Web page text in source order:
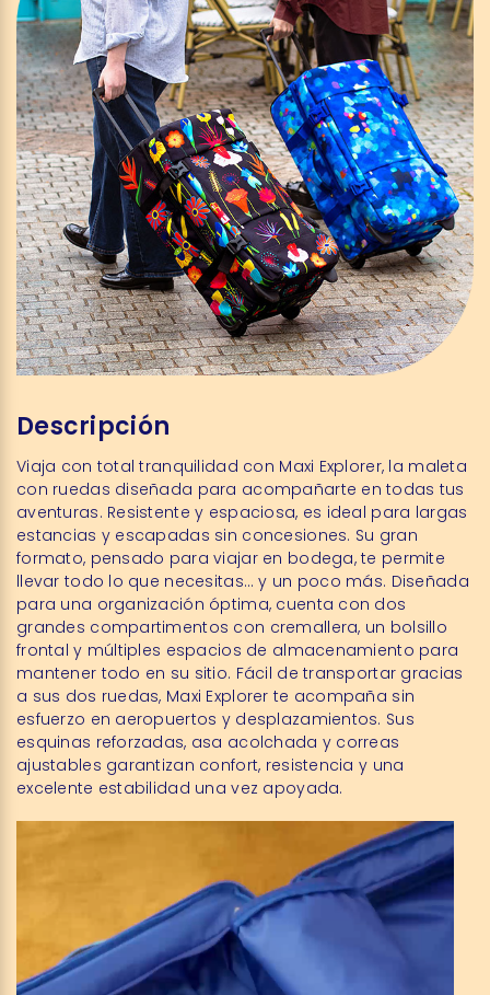
Descripción
Viaja con total tranquilidad con Maxi Explorer, la maleta
con ruedas diseñada para acompañarte en todas tus
aventuras. Resistente y espaciosa, es ideal para largas
estancias y escapadas sin concesiones. Su gran
formato, pensado para viajar en bodega, te permite
llevar todo lo que necesitas… y un poco más. Diseñada
para una organización óptima, cuenta con dos
grandes compartimentos con cremallera, un bolsillo
frontal y múltiples espacios de almacenamiento para
mantener todo en su sitio. Fácil de transportar gracias
a sus dos ruedas, Maxi Explorer te acompaña sin
esfuerzo en aeropuertos y desplazamientos. Sus
esquinas reforzadas, asa acolchada y correas
ajustables garantizan confort, resistencia y una
excelente estabilidad una vez apoyada.